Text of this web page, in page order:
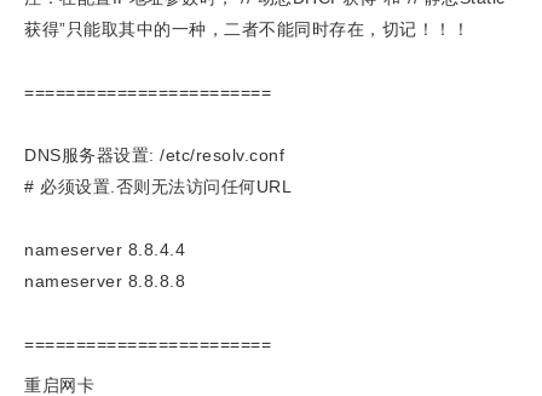
获得”只能取其中的一种，二者不能同时存在，切记！！！
========================
DNS服务器设置: /etc/resolv.conf
# 必须设置.否则无法访问任何URL
nameserver 8.8.4.4
nameserver 8.8.8.8
========================
重启网卡